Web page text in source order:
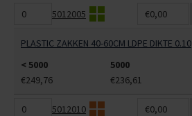
5012005 €0,00
PLASTIC ZAKKEN 40-60CM LDPE DIKTE 0.10
< 5000
5000
€249,76
€236,61
5012010 €0,00